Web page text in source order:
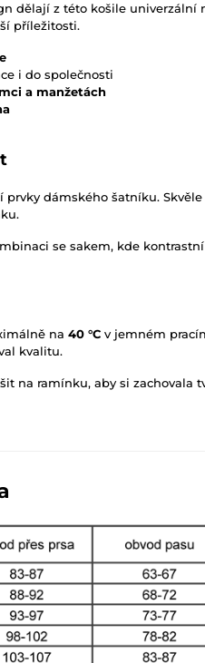
dělají z této košile univerzální
příležitosti.
i do společnosti
a manžetách
dámského šatníku.
se sakem, kde
na 40 °C v jemném
kvalitu.
na ramínku, aby si zachovala